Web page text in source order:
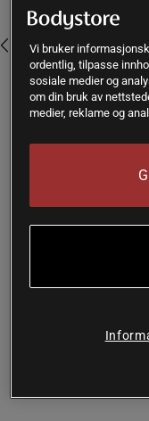
Opplev komfort og
Vi bruker
ordentlig, tilpasse
sosiale medier og
om din bruk av
medier, reklame og